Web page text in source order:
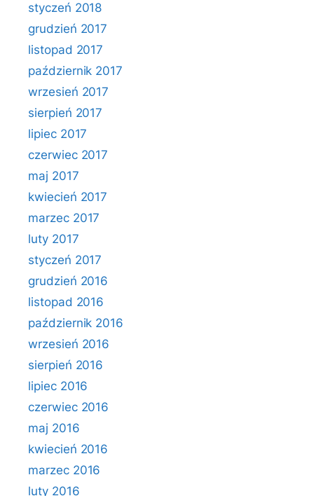
styczeń 2018
grudzień 2017
listopad 2017
październik 2017
wrzesień 2017
sierpień 2017
lipiec 2017
czerwiec 2017
maj 2017
kwiecień 2017
marzec 2017
luty 2017
styczeń 2017
grudzień 2016
listopad 2016
październik 2016
wrzesień 2016
sierpień 2016
lipiec 2016
czerwiec 2016
maj 2016
kwiecień 2016
marzec 2016
luty 2016